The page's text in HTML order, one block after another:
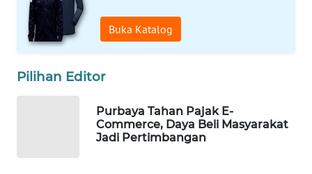
Buka Katalog
Pilihan Editor
Purbaya Tahan Pajak E-
Commerce, Daya Beli Masyarakat
Jadi Pertimbangan
WAHANANEWS
CO ID
NET